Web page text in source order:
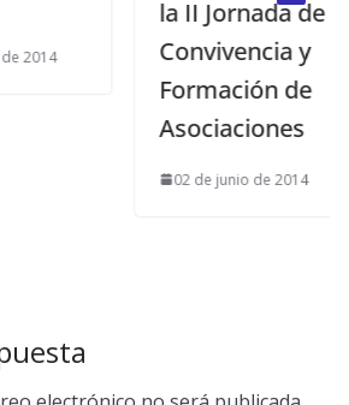
la II Jornada de
Convivencia y
Formación de
Asociaciones
02 de junio de 2014